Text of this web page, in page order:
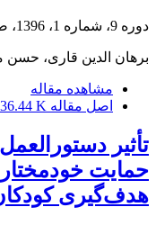
دوره 9، شماره 1، 1396، صفحه
برهان الدین قاری، حسن
مشاهده مقاله
اصل مقاله K
تأثیر
حمایت
هدف‌گیری